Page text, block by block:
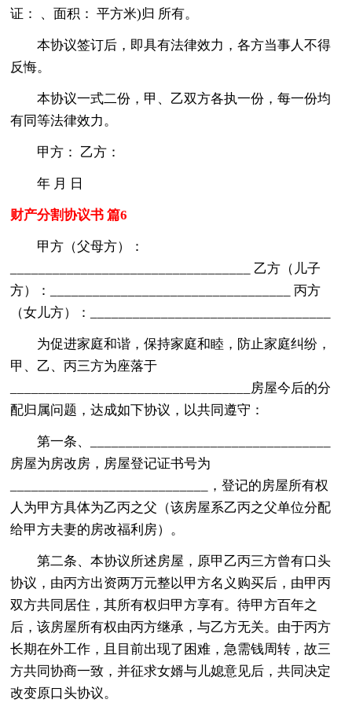
证： 、面积： 平方米)归 所有。
本协议签订后，即具有法律效力，各方当事人不得
反悔。
本协议一式二份，甲、乙双方各执一份，每一份均
有同等法律效力。
甲方： 乙方：
年 月 日
财产分割协议书 篇6
甲方（父母方）：
__________________________________ 乙方（儿子
方）：__________________________________ 丙方
（女儿方）：__________________________________
为促进家庭和谐，保持家庭和睦，防止家庭纠纷，
甲、乙、丙三方为座落于
__________________________________房屋今后的分
配归属问题，达成如下协议，以共同遵守：
第一条、__________________________________
房屋为房改房，房屋登记证书号为
____________________________，登记的房屋所有权
人为甲方具体为乙丙之父（该房屋系乙丙之父单位分配
给甲方夫妻的房改福利房）。
第二条、本协议所述房屋，原甲乙丙三方曾有口头
协议，由丙方出资两万元整以甲方名义购买后，由甲丙
双方共同居住，其所有权归甲方享有。待甲方百年之
后，该房屋所有权由丙方继承，与乙方无关。由于丙方
长期在外工作，且目前出现了困难，急需钱周转，故三
方共同协商一致，并征求女婿与儿媳意见后，共同决定
改变原口头协议。